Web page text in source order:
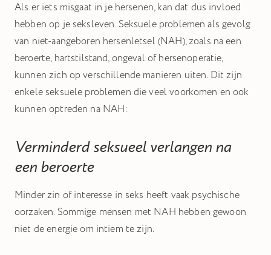
Als er iets misgaat in je hersenen, kan dat dus invloed
hebben op je seksleven. Seksuele problemen als gevolg
van niet-aangeboren hersenletsel (NAH), zoals na een
beroerte, hartstilstand, ongeval of hersenoperatie,
kunnen zich op verschillende manieren uiten. Dit zijn
enkele seksuele problemen die veel voorkomen en ook
kunnen optreden na NAH:
Verminderd seksueel verlangen na
een beroerte
Minder zin of interesse in seks heeft vaak psychische
oorzaken. Sommige mensen met NAH hebben gewoon
niet de energie om intiem te zijn.
Hiermee kunnen we u relevante advertenties tonen op
websites en apps van derden, zoals Facebook en Instagram.
Het uitschakelen van bepaalde cookies kan
ervoor zorgen dat gerelateerde functionaliteit
niet goed werkt. U kunt uw voorkeuren op elk
moment wijzigen.
Accepteer alle cookies
Bewaar voorkeuren